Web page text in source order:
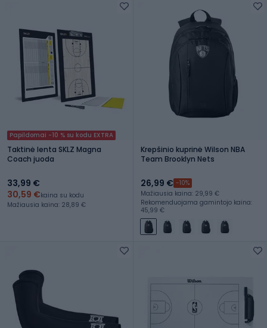
Papildomai -10 % su kodu EXTRA
Taktinė lenta SKLZ Magna
Coach juoda
33,99 €
30,59 €kaina su kodu
Mažiausia kaina: 28,89 €
Krepšinio kuprinė Wilson NBA
Team Brooklyn Nets
26,99 € -10%
Mažiausia kaina: 29,99 €
Rekomenduojama gamintojo kaina:
45,99 €